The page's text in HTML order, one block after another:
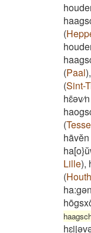
(
(Paal),
(Sint-
hɛ̄əv⁄n
(
hāvĕn
Lille),
(
ha:gən